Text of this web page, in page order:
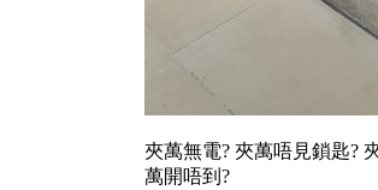
夾萬無電? 夾萬唔見鎖匙?
萬開唔到?